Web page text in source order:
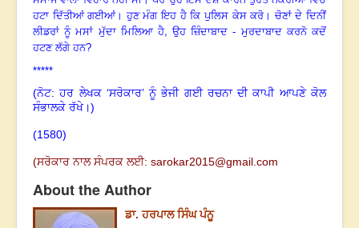
ਹਟਾ ਦਿੱਤੀਆਂ ਗਈਆਂ। ਹੁਣ ਮੰਗ ਇਹ ਹੈ ਕਿ ਪੁਲਿਸ ਕੇਸ ਕਰੋ। ਚੋਣਾਂ ਦੇ ਦਿਨੀਂ
ਲੀਡਰਾਂ ਨੂੰ ਮਸਾਂ ਮੁੱਦਾ ਮਿਲਿਆ ਹੈ,ਉਹ ਜ਼ਿੰਦਾਬਾਦ - ਮੁਰਦਾਬਾਦ ਕਰਨੋ ਕਦੋਂ
ਹਟਣ ਲੱਗੇ ਹਨ?
*****
(ਨੋਟ: ਹਰ ਲੇਖਕ ‘ਸਰੋਕਾਰ’ ਨੂੰ ਭੇਜੀ ਗਈ ਰਚਨਾ ਦੀ ਕਾਪੀ ਆਪਣੇ ਕੋਲ
ਸੰਭਾਲਕੇ ਰੱਖੇ।)
(1580)
(ਸਰੋਕਾਰ ਨਾਲ ਸੰਪਰਕ ਲਈ: sarokar2015@gmail.com
About the Author
ਡਾ. ਹਰਪਾਲ ਸਿੰਘ ਪੰਨੂ